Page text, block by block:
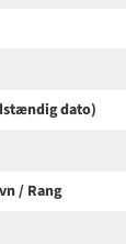
dato)
/ Rang